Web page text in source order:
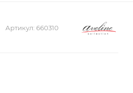
Артикул: 660310